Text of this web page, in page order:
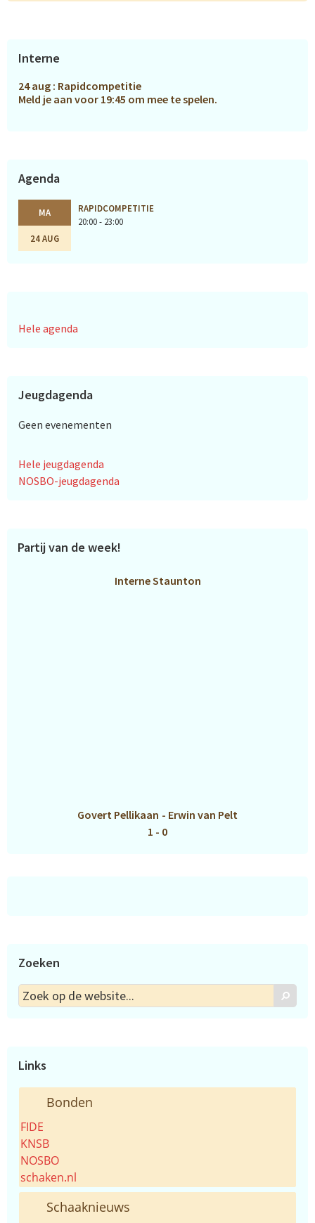
Primaire
Interne
24 aug : Rapidcompetitie
Meld je aan voor 19:45 om mee te spelen.
Agenda
MA
24 AUG
RAPIDCOMPETITIE
20:00 - 23:00
Hele agenda
Jeugdagenda
Geen evenementen
Hele jeugdagenda
NOSBO-jeugdagenda
Partij van de week!
Interne Staunton
Govert Pellikaan - Erwin van Pelt
1 - 0
Zoeken
Zoek
op
Zoek
Links
Bonden
FIDE
KNSB
NOSBO
schaken.nl
Schaaknieuws